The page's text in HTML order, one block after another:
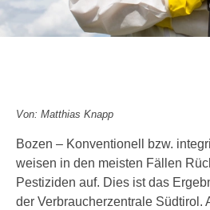
Von: Matthias Knapp
Bozen – Konventionell bzw.
weisen in den meisten Fällen
Pestiziden auf. Dies ist das
der Verbraucherzentrale Südtirol.